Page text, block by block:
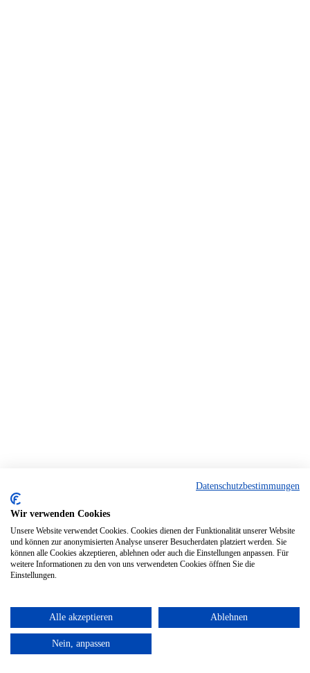
Datenschutzbestimmungen
Wir verwenden Cookies
Unsere Website verwendet Cookies. Cookies dienen der Funktionalität unserer Website
und können zur anonymisierten Analyse unserer Besucherdaten platziert werden. Sie
können alle Cookies akzeptieren, ablehnen oder auch die Einstellungen anpassen. Für
weitere Informationen zu den von uns verwendeten Cookies öffnen Sie die
Einstellungen.
Alle akzeptieren Ablehnen
Nein, anpassen